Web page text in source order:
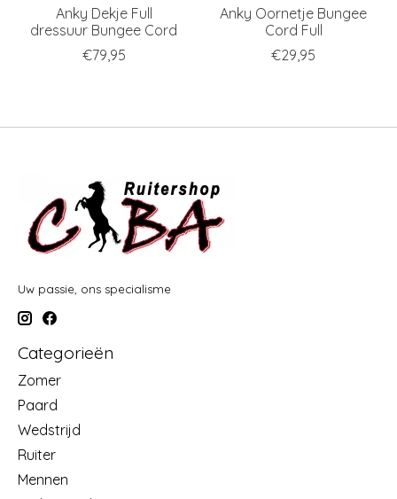
Anky Dekje Full
dressuur Bungee Cord
€79,95
Anky Oornetje Bungee
Cord Full
€29,95
Uw passie, ons specialisme
Categorieën
Zomer
Paard
Wedstrijd
Ruiter
Mennen